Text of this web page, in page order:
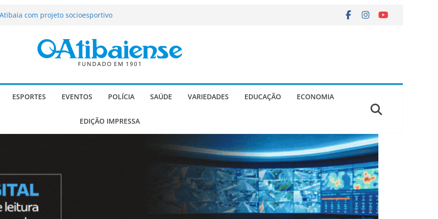
e Morango abre programação
infantis e valorização dos produtores
a deputado estadual é
ESPORTES EVENTOS POLÍCIA SAÚDE VARIEDADES EDUCAÇÃO ECONOMIA
EDIÇÃO IMPRESSA